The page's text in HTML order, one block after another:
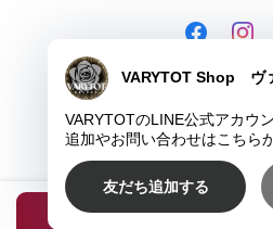
種類を選択